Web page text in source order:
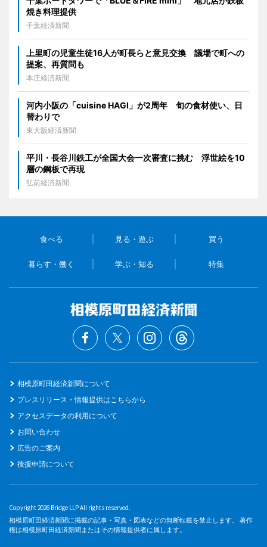
焼き料理提供
千葉経済新聞
上里町の児童生徒16人が町長らと意見交換 議場で町への
提案、再質問も
本庄経済新聞
河内小阪の「cuisine HAGI」が2周年 旬の食材使い、日
替わりで
東大阪経済新聞
平川・長谷川鉄工が全国大会一次審査に挑む 浮世絵を10
層の鋼板で再現
弘前経済新聞
食べる 見る・遊ぶ 買う
暮らす・働く 学ぶ・知る 特集
相模原町田経済新聞について
プレスリリース・情報提供はこちらから
アクセスデータの利用について
お問い合わせ
広告のご案内
後援申請について
Copyright 2026 Bridge LLP All rights reserved.
相模原町田経済新聞に掲載の記事・写真・図表などの無断転載を禁止します。 著作
権は相模原町田経済新聞またはその情報提供者に属します。